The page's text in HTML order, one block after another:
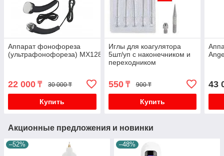
Аппарат фонофореза
(ультрафонофореза) МХ128
22 000 ₸ 30 000 ₸
Купить
Иглы для коагулятора
5шт/уп с наконечником и
переходником
550₸ 900 ₸
Купить
43
Акционные предложения и новинки
–52% –48%